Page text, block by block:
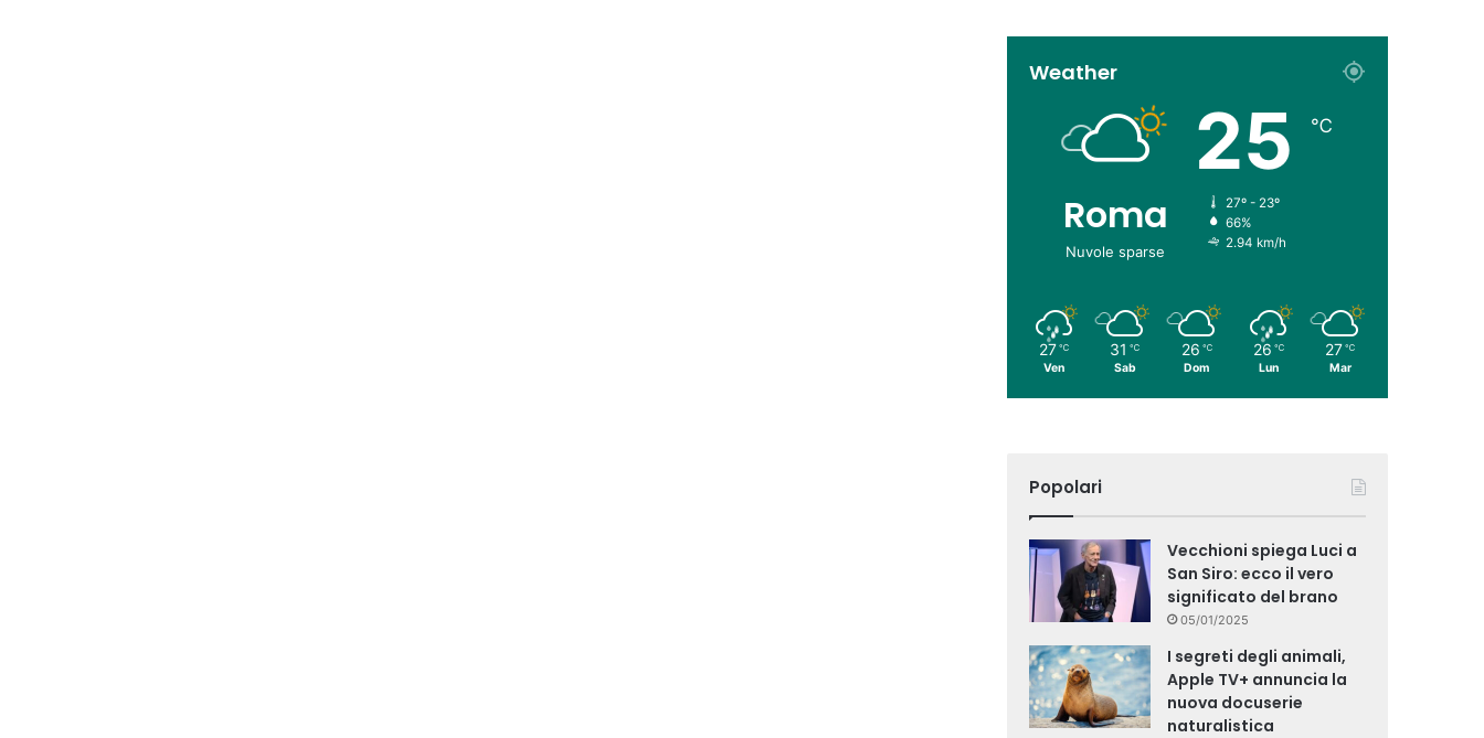
Weather
Roma
Nuvole sparse
25 ℃
27º - 23º
66%
2.94 km/h
27 ℃
Ven
31 ℃
Sab
26 ℃
Dom
26 ℃
Lun
27 ℃
Mar
Popolari
Vecchioni spiega Luci a
San Siro: ecco il vero
significato del brano
05/01/2025
I segreti degli animali,
Apple TV+ annuncia la
nuova docuserie
naturalistica